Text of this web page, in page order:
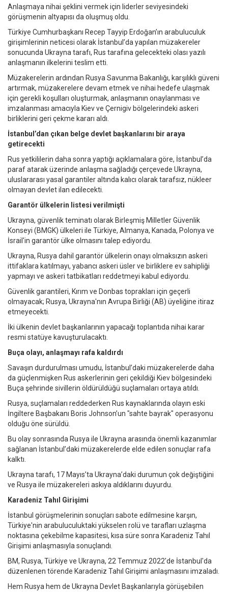
Anlaşmaya nihai şeklini vermek için liderler seviyesindeki
görüşmenin altyapısı da oluşmuş oldu.
Türkiye Cumhurbaşkanı Recep Tayyip Erdoğan’ın arabuluculuk
girişimlerinin neticesi olarak İstanbul’da yapılan müzakereler
sonucunda Ukrayna tarafı, Rus tarafına gelecekteki olası yazılı
anlaşmanın ilkelerini teslim etti.
Müzakerelerin ardından Rusya Savunma Bakanlığı, karşılıklı güveni
artırmak, müzakerelere devam etmek ve nihai hedefe ulaşmak
için gerekli koşulları oluşturmak, anlaşmanın onaylanması ve
imzalanması amacıyla Kiev ve Çernigiv bölgelerindeki askeri
birliklerini geri çekme kararı aldı.
İstanbul’dan çıkan belge devlet başkanlarını bir araya
getirecekti
Rus yetkililerin daha sonra yaptığı açıklamalara göre, İstanbul’da
paraf atarak üzerinde anlaşma sağladığı çerçevede Ukrayna,
uluslararası yasal garantiler altında kalıcı olarak tarafsız, nükleer
olmayan devlet ilan edilecekti.
Garantör ülkelerin listesi verilmişti
Ukrayna, güvenlik teminatı olarak Birleşmiş Milletler Güvenlik
Konseyi (BMGK) ülkeleri ile Türkiye, Almanya, Kanada, Polonya ve
İsrail'in garantör ülke olmasını talep ediyordu.
Ukrayna, Rusya dahil garantör ülkelerin onayı olmaksızın askeri
ittifaklara katılmayı, yabancı askeri üsler ve birliklere ev sahipliği
yapmayı ve askeri tatbikatları reddetmeyi kabul ediyordu.
Güvenlik garantileri, Kırım ve Donbas toprakları için geçerli
olmayacak; Rusya, Ukrayna'nın Avrupa Birliği (AB) üyeliğine itiraz
etmeyecekti.
İki ülkenin devlet başkanlarının yapacağı toplantıda nihai karar
resmi statüye kavuşturulacaktı.
Buça olayı, anlaşmayı rafa kaldırdı
Savaşın durdurulması umudu, İstanbul’daki müzakerelerde daha
da güçlenmişken Rus askerlerinin geri çekildiği Kiev bölgesindeki
Buça şehrinde sivillerin öldürüldüğü suçlamaları ortaya atıldı.
Rusya, suçlamaları reddederken Rus kaynaklarında olayın eski
İngiltere Başbakanı Boris Johnson’un "sahte bayrak" operasyonu
olduğu öne sürüldü.
Bu olay sonrasında Rusya ile Ukrayna arasında önemli kazanımlar
sağlanan İstanbul’daki müzakerelerde elde edilen sonuçlar rafa
kalktı.
Ukrayna tarafı, 17 Mayıs’ta Ukrayna’daki durumun çok değiştiğini
ve Rusya ile müzakereleri askıya aldıklarını duyurdu.
Karadeniz Tahıl Girişimi
İstanbul görüşmelerinin sonuçları sabote edilmesine karşın,
Türkiye'nin arabuluculuktaki yükselen rolü ve tarafları uzlaşma
noktasına çekebilme kapasitesi, kısa süre sonra Karadeniz Tahıl
Girişimi anlaşmasıyla sonuçlandı.
BM, Rusya, Türkiye ve Ukrayna, 22 Temmuz 2022'de İstanbul'da
düzenlenen törende Karadeniz Tahıl Girişimi anlaşmasını imzaladı.
Hem Rusya hem de Ukrayna Devlet Başkanlarıyla görüşebilen